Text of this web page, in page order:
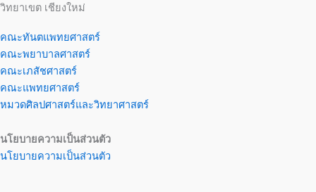
วิทยาเขต เชียงใหม่
คณะทันตแพทยศาสตร์
คณะพยาบาลศาสตร์
คณะเภสัชศาสตร์
คณะแพทยศาสตร์
หมวดศิลปศาสตร์และวิทยาศาสตร์
นโยบายความเป็นส่วนตัว
นโยบายความเป็นส่วนตัว